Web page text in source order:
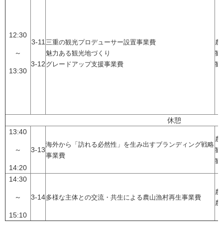
12:30
～
13:30
3-11
3-12
三重の観光プロデューサー設置事業費
魅力ある観光地づくり
グレードアップ支援事業費
農
観
観
休憩
13:40
～
14:20
3-13
海外から「訪れる必然性」を生み出すブランディング戦略
事業費
農
観
観
14:30
～
15:10
3-14多様な主体との交流・共生による農山漁村再生事業費
農
農